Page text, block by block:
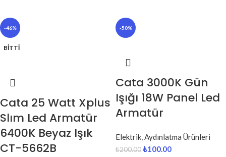
-46%
BITTI
Cata 25 Watt Xplus
Slım Led Armatür
6400K Beyaz Işık
CT-5662B
-50%
Cata 3000K Gün
Işığı 18W Panel Led
Armatür
Elektrik,Aydınlatma Ürünleri
₺200.00₺100.00